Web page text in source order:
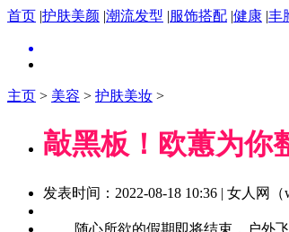
首页 |护肤美颜 |潮流发型 |服饰搭配 |健康 |丰
主页 > 美容 > 护肤美妆 >
敲黑板！欧蕙为你
发表时间：2022-08-18 10:36 | 女人网（
随心所欲的假期即将结束，户外飞